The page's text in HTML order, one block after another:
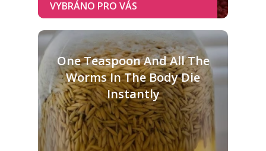
One Teaspoon And All The
Worms In The Body Die
Instantly